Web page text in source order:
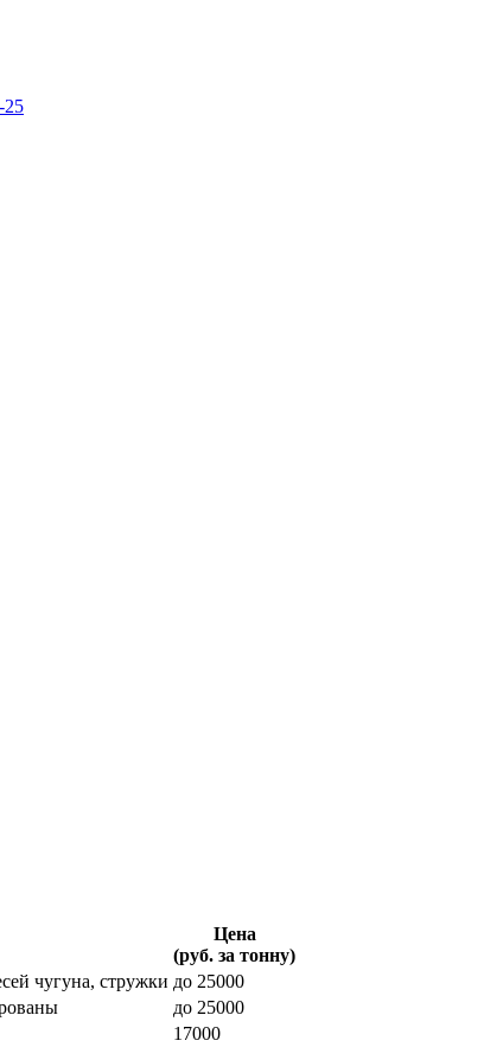
25
Цена
(руб. за тонну)
чугуна, стружки до 25000
до 25000
17000